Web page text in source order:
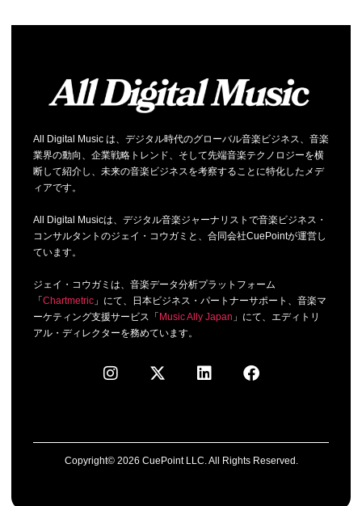
All Digital Music は、デジタル時代のグローバル音楽ビジネス、音楽
業界の動向、企業戦略トレンド、そして先端音楽テクノロジーを横
断して紹介し、未来の音楽ビジネスを考察することに特化したメデ
ィアです。
All Digital Musicは、デジタル音楽ジャーナリストで音楽ビジネス・
コンサルタントのジェイ・コウガミと、合同会社CuePointが運営し
ています。
ジェイ・コウガミは、音楽データ分析プラットフォーム
「 Chartmetric」にて、日本ビジネス・パートナーサポート、音楽マ
ーケティング支援サービス「 Music Ally Japan 」にて、エディトリ
アル・ディレクターを務めています。
Copyright© 2026 CuePoint LLC. All Rights Reserved.